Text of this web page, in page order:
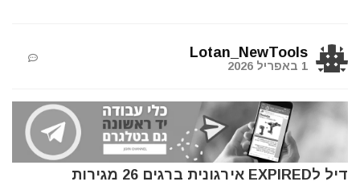
Lotan_NewTools
1 באפריל 2026
דיל לEXPIRED אירגונית ברגים 26 מגירות